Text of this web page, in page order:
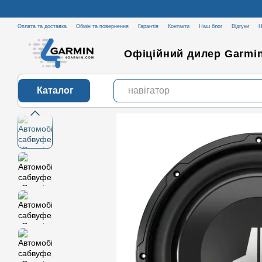
Оплата та доставка Обмін та повернення Гарантія Контакти Наш блог Відгуки
Офіційний дилер Garmin
Каталог